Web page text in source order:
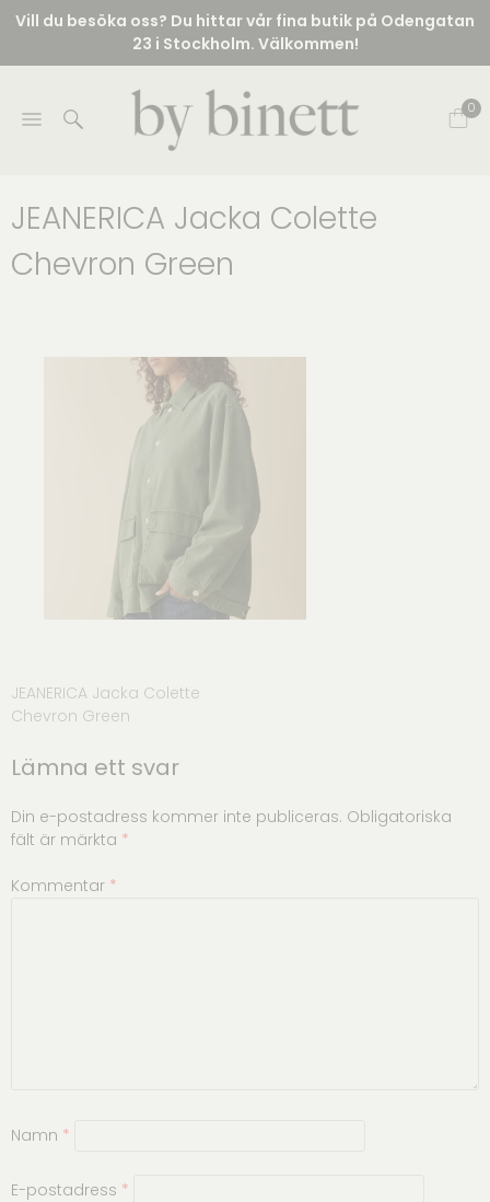
Vill du besöka oss? Du hittar vår fina butik på Odengatan
23 i Stockholm. Välkommen!
0
JEANERICA Jacka Colette
Chevron Green
Inläggsnavigering
JEANERICA Jacka Colette
Chevron Green
Lämna ett svar
Din e-postadress kommer inte publiceras. Obligatoriska
fält är märkta *
Kommentar *
Namn *
E-postadress *